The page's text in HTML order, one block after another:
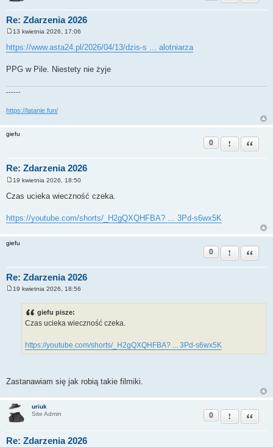
Re: Zdarzenia 2026
o
s
13 kwietnia 2026, 17:06
https://www.asta24.pl/2026/04/13/dzis-s ... alotniarza
PPG w Pile. Niestety nie żyje
------
https://latanie.fun/
giefu
Re: Zdarzenia 2026
0 Zgłoś ten post
Cytuj
s
19 kwietnia 2026, 18:50
Czas ucieka wieczność czeka.
https://youtube.com/shorts/_H2gQXQHFBA? ... 3Pd-s6wx5K
giefu
Re: Zdarzenia 2026
0 Zgłoś ten post
Cytuj
19 kwietnia 2026, 18:56
giefu pisze:
Czas ucieka wieczność czeka.
https://youtube.com/shorts/_H2gQXQHFBA? ... 3Pd-s6wx5K
Zastanawiam się jak robią takie filmiki.
uriuk
Site Admin
Re: Zdarzenia 2026
0 Zgłoś ten post
Cytuj